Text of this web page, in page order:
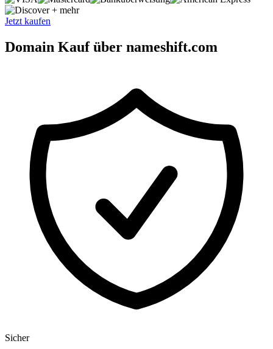
+ mehr
Jetzt kaufen
Domain Kauf über nameshift.com
Sicher